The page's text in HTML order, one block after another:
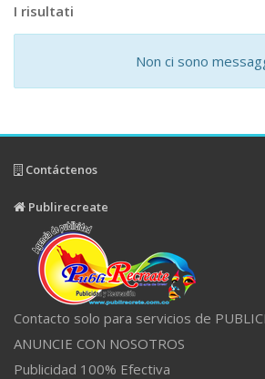
I risultati
Non ci sono
Contáctenos
Publirecreate
Contacto solo para servicios de
ANUNCIE CON NOSOTROS
Publicidad 100% Efectiva